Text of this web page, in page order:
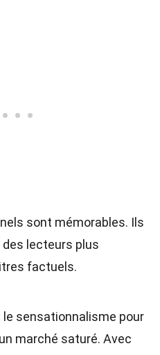
sont mémorables. Ils
lecteurs plus
factuels.
sensationnalisme pour
marché saturé. Avec